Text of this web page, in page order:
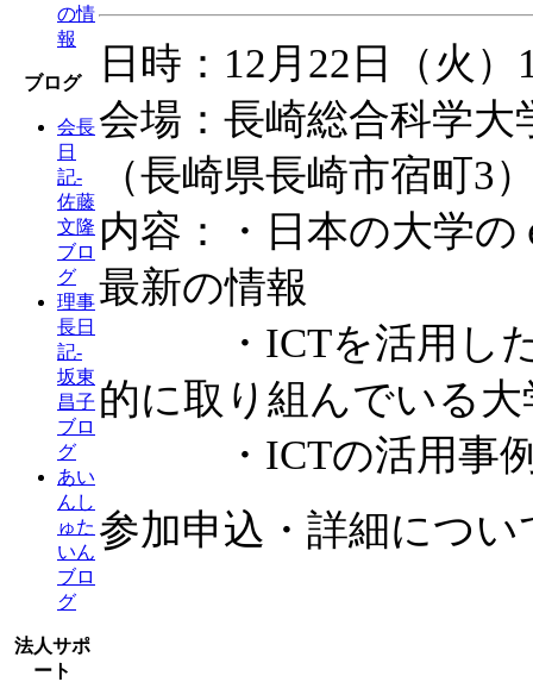
の情
報
ブログ
会長
日
記-
佐藤
文隆
ブロ
グ
理事
長日
記-
坂東
昌子
ブロ
グ
あい
んし
ゅた
いん
ブロ
グ
法人サポ
ート
日時：12月22日（火）
会場：長崎総合科学
（長崎県長崎市宿町3
内容：・日本の大学
最新の情報
・ICTを活用した
的に取り組んでいる
・ICTの活用事例
参加申込・詳細につい